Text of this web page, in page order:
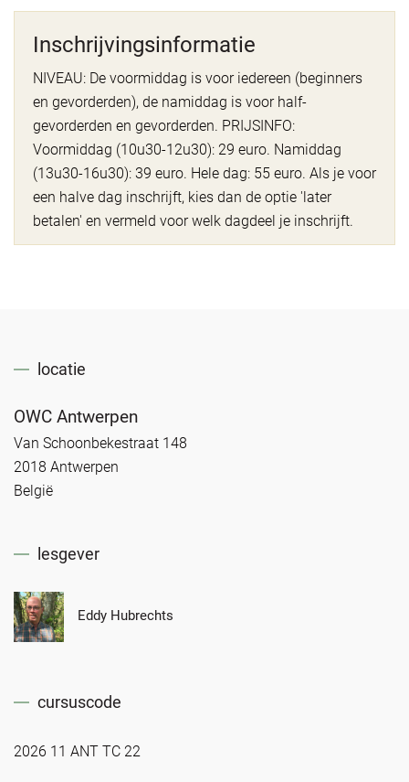
Inschrijvingsinformatie
NIVEAU: De voormiddag is voor iedereen (beginners
en gevorderden), de namiddag is voor half-
gevorderden en gevorderden. PRIJSINFO:
Voormiddag (10u30-12u30): 29 euro. Namiddag
(13u30-16u30): 39 euro. Hele dag: 55 euro. Als je voor
een halve dag inschrijft, kies dan de optie 'later
betalen' en vermeld voor welk dagdeel je inschrijft.
locatie
OWC Antwerpen
Van Schoonbekestraat 148
2018 Antwerpen
België
lesgever
Eddy Hubrechts
cursuscode
2026 11 ANT TC 22